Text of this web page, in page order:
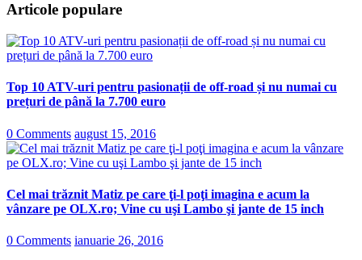
Articole populare
Top 10 ATV-uri pentru pasionații de off-road și nu numai cu
prețuri de până la 7.700 euro
0 Comments august 15, 2016
Cel mai trăznit Matiz pe care ţi-l poţi imagina e acum la
vânzare pe OLX.ro; Vine cu uşi Lambo şi jante de 15 inch
0 Comments ianuarie 26, 2016